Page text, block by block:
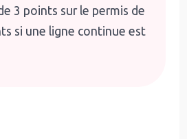
3 points sur le permis de
si une ligne continue est